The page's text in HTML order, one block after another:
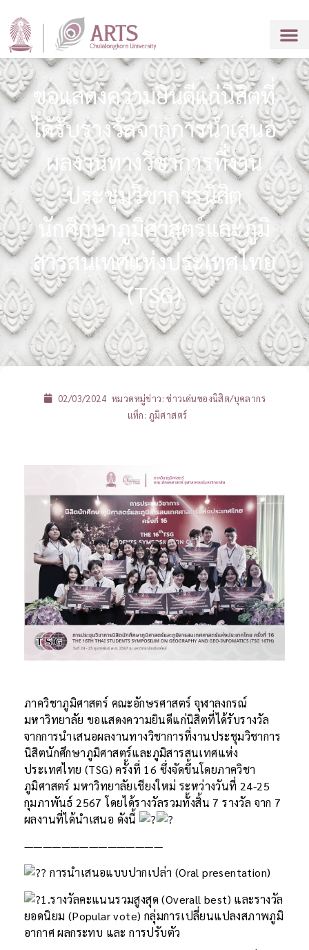
ขอแสดงความยินดีแก่นิสิตที่
ได้รับรางวัลจากการนำเสนอ
ผลงานทางวิชาการที่งาน
ประชุมวิชาการนิสิต
นักศึกษาภูมิศาสตร์และภูมิ
สารสนเทศแห่งประเทศไทย
(TSG)
02/03/2024 หมวดหมู่ข่าว:ข่าวเด่นของนิสิต/บุคลากร
แท็ก: ภูมิศาสตร์
ภาควิชาภูมิศาสตร์ คณะอักษรศาสตร์ จุฬาลงกรณ์
มหาวิทยาลัย ขอแสดงความยินดีแก่นิสิตที่ได้รับรางวัล
จากการนำเสนอผลงานทางวิชาการที่งานประชุมวิชาการ
นิสิตนักศึกษาภูมิศาสตร์และภูมิสารสนเทศแห่ง
ประเทศไทย (TSG) ครั้งที่ 16 ซึ่งจัดขึ้นโดยภาควิชา
ภูมิศาสตร์ มหาวิทยาลัยเชียงใหม่ ระหว่างวันที่ 24-25
กุมภาพันธ์ 2567 โดยได้รางวัลรวมทั้งสิ้น 7 รางวัล จาก 7
ผลงานที่ได้นำเสนอ ดังนี้
———————————————
การนำเสนอแบบปากเปล่า (Oral presentation)
1.รางวัลคะแนนรวมสูงสุด (Overall best) และรางวัล
ยอดนิยม (Popular vote) กลุ่มการเปลี่ยนแปลงสภาพภูมิ
อากาศ ผลกระทบ และ การปรับตัว